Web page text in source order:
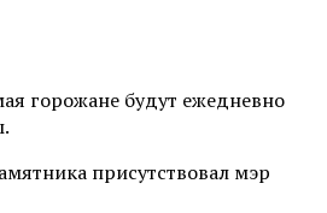
горожане будут ежедневно
присутствовал мэр